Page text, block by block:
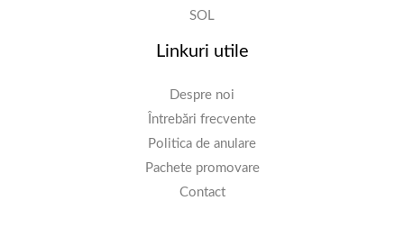
SOL
Linkuri utile
Despre noi
Întrebări frecvente
Politica de anulare
Pachete promovare
Contact